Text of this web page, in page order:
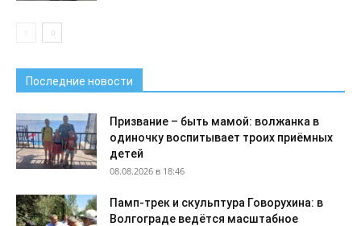
Последние новости
Призвание – быть мамой: волжанка в
одиночку воспитывает троих приёмных
детей
08.08.2026 в 18:46
Памп-трек и скульптура Говорухина: в
Волгограде ведётся масштабное